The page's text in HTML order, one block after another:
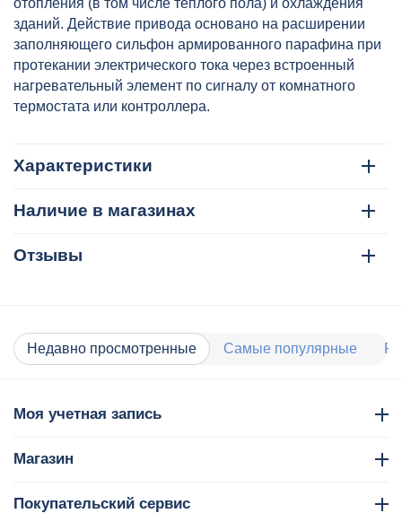
зданий. Действие привода основано на расширении
заполняющего сильфон армированного парафина при
протекании электрического тока через встроенный
нагревательный элемент по сигналу от комнатного
термостата или контроллера.
Характеристики
Наличие в магазинах
Отзывы
Недавно просмотренные Самые популярные
Моя учетная запись
Магазин
Покупательский сервис